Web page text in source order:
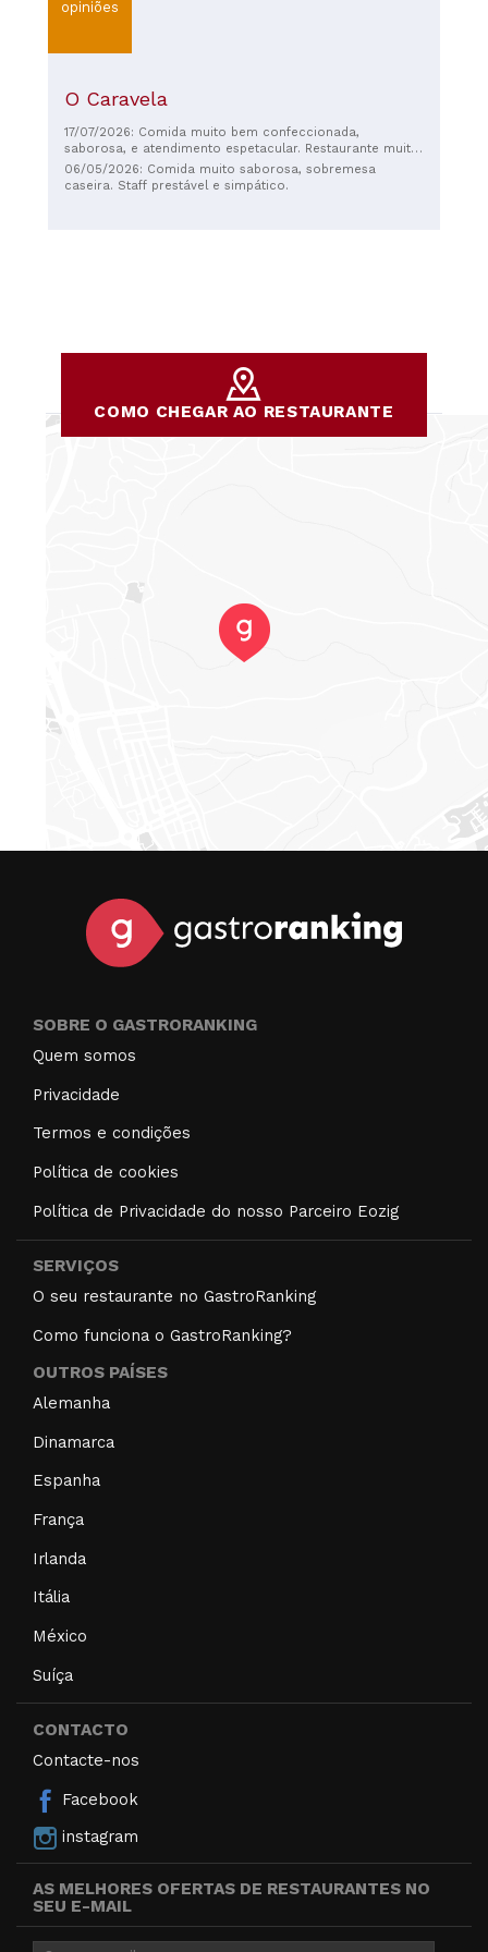
opiniões
O Caravela
17/07/2026: Comida muito bem confeccionada,
saborosa, e atendimento espetacular. Restaurante muito
calmo e acolhedor.
06/05/2026: Comida muito saborosa, sobremesa
caseira. Staff prestável e simpático.
COMO CHEGAR AO RESTAURANTE
SOBRE O GASTRORANKING
Quem somos
Privacidade
Termos e condições
Política de cookies
Política de Privacidade do nosso Parceiro Eozig
SERVIÇOS
O seu restaurante no GastroRanking
Como funciona o GastroRanking?
OUTROS PAÍSES
Alemanha
Dinamarca
Espanha
França
Irlanda
Itália
México
Suíça
CONTACTO
Contacte-nos
Facebook
instagram
AS MELHORES OFERTAS DE RESTAURANTES NO
SEU E-MAIL